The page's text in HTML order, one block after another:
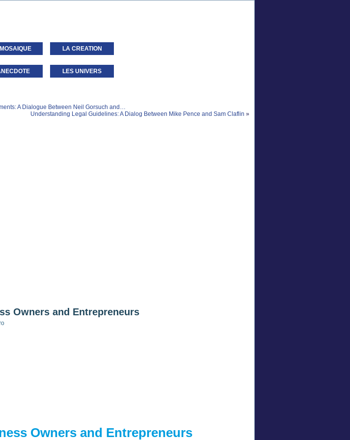
LA CREATION
LES UNIVERS
A Dialogue Between Neil Gorsuch and…
Understanding Legal Guidelines: A Dialog Between Mike Pence and Sam Claflin »
Owners and Entrepreneurs
Owners and Entrepreneurs